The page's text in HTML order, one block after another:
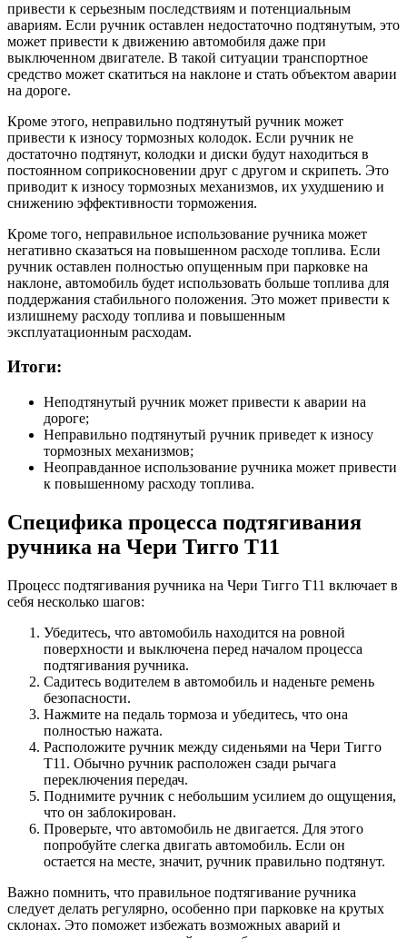
привести к серьезным последствиям и потенциальным
авариям. Если ручник оставлен недостаточно подтянутым, это
может привести к движению автомобиля даже при
выключенном двигателе. В такой ситуации транспортное
средство может скатиться на наклоне и стать объектом аварии
на дороге.
Кроме этого, неправильно подтянутый ручник может
привести к износу тормозных колодок. Если ручник не
достаточно подтянут, колодки и диски будут находиться в
постоянном соприкосновении друг с другом и скрипеть. Это
приводит к износу тормозных механизмов, их ухудшению и
снижению эффективности торможения.
Кроме того, неправильное использование ручника может
негативно сказаться на повышенном расходе топлива. Если
ручник оставлен полностью опущенным при парковке на
наклоне, автомобиль будет использовать больше топлива для
поддержания стабильного положения. Это может привести к
излишнему расходу топлива и повышенным
эксплуатационным расходам.
Итоги:
Неподтянутый ручник может привести к аварии на
дороге;
Неправильно подтянутый ручник приведет к износу
тормозных механизмов;
Неоправданное использование ручника может привести
к повышенному расходу топлива.
Специфика процесса подтягивания
ручника на Чери Тигго Т11
Процесс подтягивания ручника на Чери Тигго Т11 включает в
себя несколько шагов:
Убедитесь, что автомобиль находится на ровной
поверхности и выключена перед началом процесса
подтягивания ручника.
Садитесь водителем в автомобиль и наденьте ремень
безопасности.
Нажмите на педаль тормоза и убедитесь, что она
полностью нажата.
Расположите ручник между сиденьями на Чери Тигго
Т11. Обычно ручник расположен сзади рычага
переключения передач.
Поднимите ручник с небольшим усилием до ощущения,
что он заблокирован.
Проверьте, что автомобиль не двигается. Для этого
попробуйте слегка двигать автомобиль. Если он
остается на месте, значит, ручник правильно подтянут.
Важно помнить, что правильное подтягивание ручника
следует делать регулярно, особенно при парковке на крутых
склонах. Это поможет избежать возможных аварий и